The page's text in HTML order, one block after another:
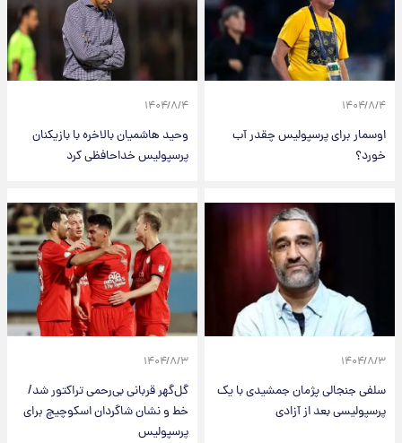
۱۴۰۴/۸/۴
اوسمار برای پرسپولیس چقدر آب
خورد؟
۱۴۰۴/۸/۴
وحید هاشمیان بالاخره با بازیکنان
پرسپولیس خداحافظی کرد
۱۴۰۴/۸/۳
سلفی جنجالی پژمان جمشیدی با یک
پرسپولیسی بعد از آزادی
۱۴۰۴/۸/۳
گل‌گهر قربانی بی‌رحمی تراکتور شد/
خط و نشان شاگردان اسکوچیچ برای
پرسپولیس